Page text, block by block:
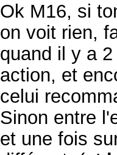
Ok M16, si
on voit rien,
quand il y a
action, et
celui
Sinon entre
et une fois